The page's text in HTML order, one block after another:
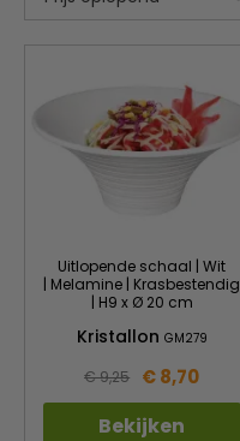
Uitlopende schaal | Wit
| Melamine | Krasbestendig
| H9 x Ø 20 cm
Kristallon GM279
€ 9,25 € 8,70
Bekijken